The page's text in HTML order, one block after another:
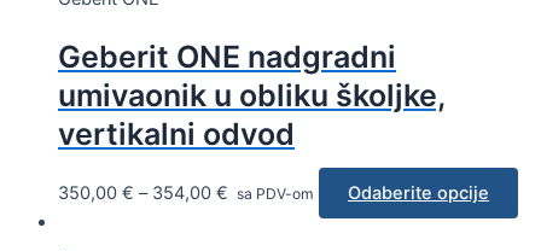
Geberit ONE nadgradni
umivaonik u obliku školjke,
vertikalni odvod
350,00 € – 354,00 € sa PDV-om Odaberite opcije